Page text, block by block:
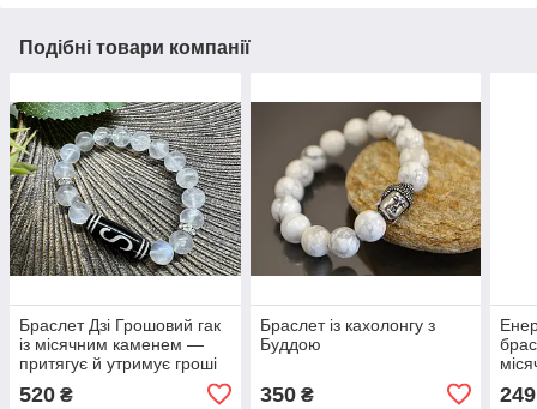
Подібні товари компанії
Браслет Дзі Грошовий гак
із місячним каменем —
притягує й утримує гроші
520 ₴
Браслет із кахолонгу з
Буддою
350₴ 249